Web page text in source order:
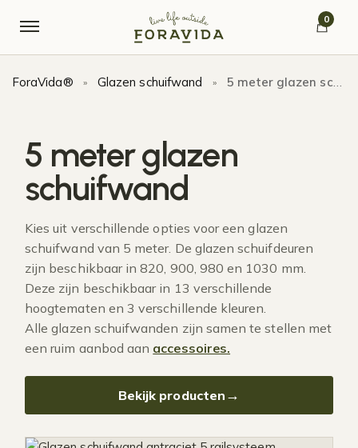
0
ForaVida® » Glazen schuifwand » 5 meter glazen schuifwand
5 meter glazen
schuifwand
Kies uit verschillende opties voor een glazen
schuifwand van 5 meter. De glazen schuifdeuren
zijn beschikbaar in 820, 900, 980 en 1030 mm.
Deze zijn beschikbaar in 13 verschillende
hoogtematen en 3 verschillende kleuren.
Alle glazen schuifwanden zijn samen te stellen met
een ruim aanbod aan accessoires.
Bekijk producten